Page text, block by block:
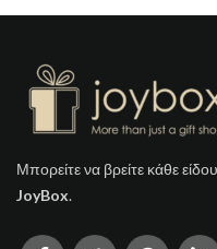
Μπορείτε να βρείτε κάθε
JoyBox.